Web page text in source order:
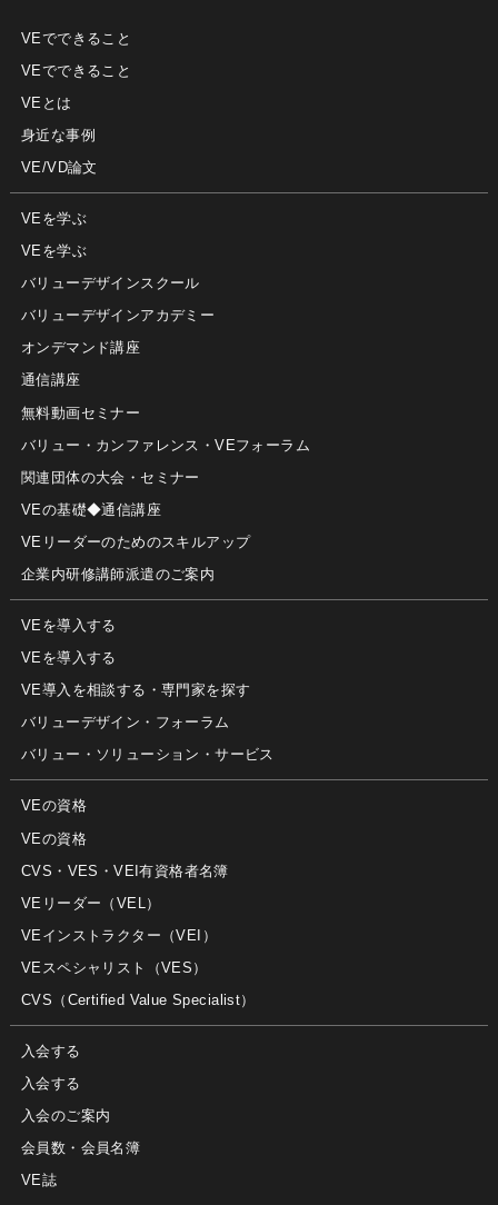
VEでできること
VEでできること
VEとは
身近な事例
VE/VD論文
VEを学ぶ
VEを学ぶ
バリューデザインスクール
バリューデザインアカデミー
オンデマンド講座
通信講座
無料動画セミナー
バリュー・カンファレンス・VEフォーラム
関連団体の大会・セミナー
VEの基礎◆通信講座
VEリーダーのためのスキルアップ
企業内研修講師派遣のご案内
VEを導入する
VEを導入する
VE導入を相談する・専門家を探す
バリューデザイン・フォーラム
バリュー・ソリューション・サービス
VEの資格
VEの資格
CVS・VES・VEI有資格者名簿
VEリーダー（VEL）
VEインストラクター（VEI）
VEスペシャリスト（VES）
CVS（Certified Value Specialist）
入会する
入会する
入会のご案内
会員数・会員名簿
VE誌